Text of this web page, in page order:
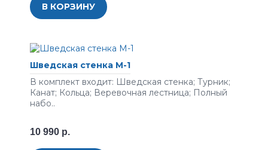
В КОРЗИНУ
Шведская стенка М-1
В комплект входит: Шведская стенка; Турник;
Канат; Кольца; Веревочная лестница; Полный
набо..
10 990 р.